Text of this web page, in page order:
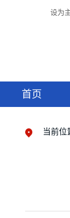
设为
首页
当前位